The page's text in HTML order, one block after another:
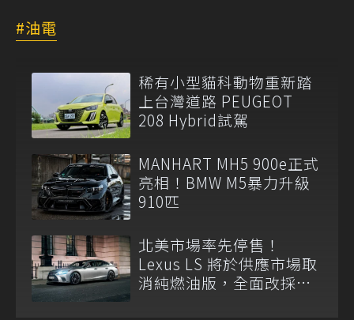
油電
稀有小型貓科動物重新踏
上台灣道路 PEUGEOT
208 Hybrid試駕
MANHART MH5 900e正式
亮相！BMW M5暴力升級
910匹
北美市場率先停售！
Lexus LS 將於供應市場取
消純燃油版，全面改採單